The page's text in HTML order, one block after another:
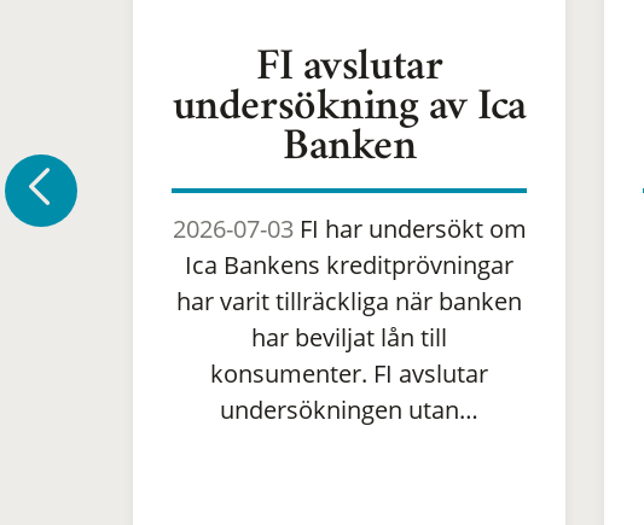
FI avslutar
undersökning av Ica
Banken
2026-07-03FI har undersökt om
Ica Bankens kreditprövningar
har varit tillräckliga när banken
har beviljat lån till
konsumenter. FI avslutar
undersökningen utan…